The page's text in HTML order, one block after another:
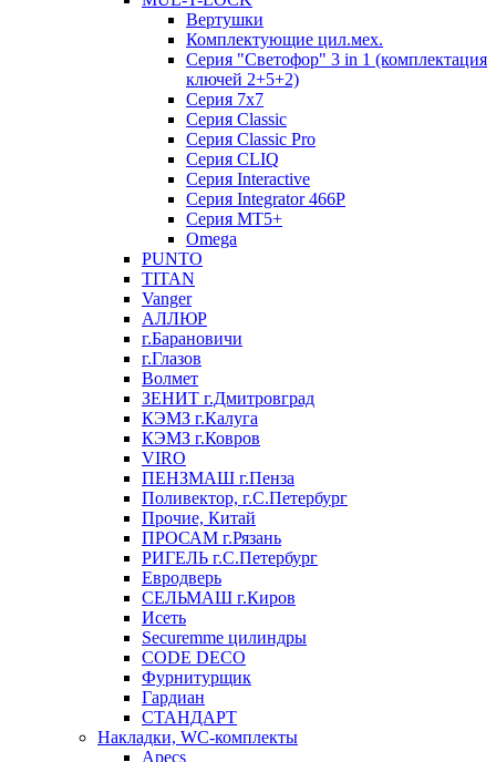
Вертушки
Комплектующие цил.мех.
Серия "Светофор" 3 in 1 (комплектация
ключей 2+5+2)
Серия 7х7
Серия Classic
Серия Classic Pro
Серия CLIQ
Серия Interactive
Серия Integrator 466P
Серия MT5+
Omega
PUNTO
TITAN
Vanger
АЛЛЮР
г.Барановичи
г.Глазов
Волмет
ЗЕНИТ г.Дмитровград
КЭМЗ г.Калуга
КЭМЗ г.Ковров
VIRO
ПЕНЗМАШ г.Пенза
Поливектор, г.С.Петербург
Прочие, Китай
ПРОСАМ г.Рязань
РИГЕЛЬ г.С.Петербург
Евродверь
СЕЛЬМАШ г.Киров
Исеть
Securemme цилиндры
CODE DECO
Фурнитурщик
Гардиан
СТАНДАРТ
Накладки, WC-комплекты
Apecs